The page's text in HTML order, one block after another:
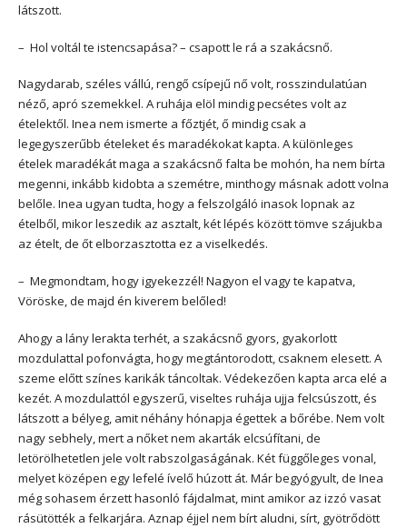
látszott.
– Hol voltál te istencsapása? – csapott le rá a szakácsnő.
Nagydarab, széles vállú, rengő csípejű nő volt, rosszindulatúan
néző, apró szemekkel. A ruhája elöl mindig pecsétes volt az
ételektől. Inea nem ismerte a főztjét, ő mindig csak a
legegyszerűbb ételeket és maradékokat kapta. A különleges
ételek maradékát maga a szakácsnő falta be mohón, ha nem bírta
megenni, inkább kidobta a szemétre, minthogy másnak adott volna
belőle. Inea ugyan tudta, hogy a felszolgáló inasok lopnak az
ételből, mikor leszedik az asztalt, két lépés között tömve szájukba
az ételt, de őt elborzasztotta ez a viselkedés.
– Megmondtam, hogy igyekezzél! Nagyon el vagy te kapatva,
Vöröske, de majd én kiverem belőled!
Ahogy a lány lerakta terhét, a szakácsnő gyors, gyakorlott
mozdulattal pofonvágta, hogy megtántorodott, csaknem elesett. A
szeme előtt színes karikák táncoltak. Védekezően kapta arca elé a
kezét. A mozdulattól egyszerű, viseltes ruhája ujja felcsúszott, és
látszott a bélyeg, amit néhány hónapja égettek a bőrébe. Nem volt
nagy sebhely, mert a nőket nem akarták elcsúfítani, de
letörölhetetlen jele volt rabszolgaságának. Két függőleges vonal,
melyet középen egy lefelé ívelő húzott át. Már begyógyult, de Inea
még sohasem érzett hasonló fájdalmat, mint amikor az izzó vasat
rásütötték a felkarjára. Aznap éjjel nem bírt aludni, sírt, gyötrődött